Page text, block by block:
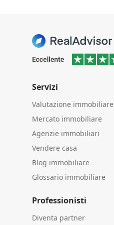
Servizi
Valutazione immobiliare
Mercato immobiliare
Agenzie immobiliari
Vendere casa
Blog immobiliare
Glossario immobiliare
Professionisti
Diventa partner